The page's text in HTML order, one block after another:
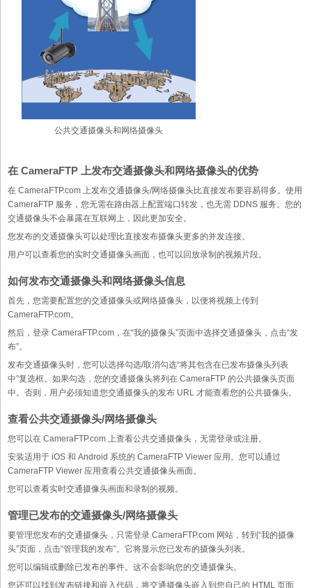
公共交通摄像头和网络摄像头
在 CameraFTP 上发布交通摄像头和网络摄像头的优势
在 CameraFTP.com 上发布交通摄像头/网络摄像头比直接发布要容易得多。使用
CameraFTP 服务，您无需在路由器上配置端口转发，也无需 DDNS 服务。您的
交通摄像头不会暴露在互联网上，因此更加安全。
您发布的交通摄像头可以处理比直接发布摄像头更多的并发连接。
用户可以查看您的实时交通摄像头画面，也可以回放录制的视频片段。
如何发布交通摄像头和网络摄像头信息
首先，您需要配置您的交通摄像头或网络摄像头，以便将视频上传到
CameraFTP.com。
然后，登录 CameraFTP.com，在“我的摄像头”页面中选择交通摄像头，点击“发
布”。
发布交通摄像头时，您可以选择勾选/取消勾选“将其包含在已发布摄像头列表
中”复选框。如果勾选，您的交通摄像头将列在 CameraFTP 的公共摄像头页面
中。否则，用户必须知道您交通摄像头的发布 URL 才能查看您的公共摄像头。
查看公共交通摄像头/网络摄像头
您可以在 CameraFTP.com 上查看公共交通摄像头，无需登录或注册。
安装适用于 iOS 和 Android 系统的 CameraFTP Viewer 应用。您可以通过
CameraFTP Viewer 应用查看公共交通摄像头画面。
您可以查看实时交通摄像头画面和录制的视频。
管理已发布的交通摄像头/网络摄像头
要管理您发布的交通摄像头，只需登录 CameraFTP.com 网站，转到“我的摄像
头”页面，点击“管理我的发布”。它将显示您已发布的摄像头列表。
您可以编辑或删除已发布的事件。这不会影响您的交通摄像头。
您还可以找到发布链接和嵌入代码，将交通摄像头嵌入到您自己的 HTML 页面